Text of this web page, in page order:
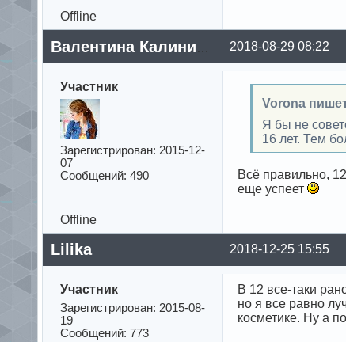
Offline
2018-08-29 08:22
Валентина Калинина
Участник
Зарегистрирован: 2015-12-
07
Сообщений: 490
Vorona
Я бы не
16 лет. Тем
Всё правильно,
еще успеет
Offline
2018-12-25 15:55
Lilika
Участник
Зарегистрирован: 2015-08-
19
Сообщений: 773
В 12 все-таки
но я все равно
косметике. Ну а